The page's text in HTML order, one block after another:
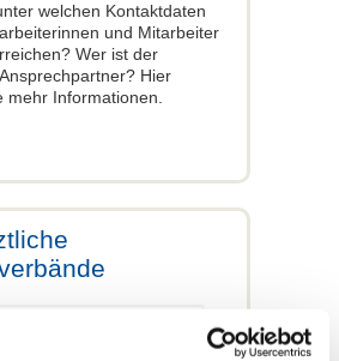
welchen Kontaktdaten
und Mitarbeiter
Wer ist der
Hier
mehr Informationen.